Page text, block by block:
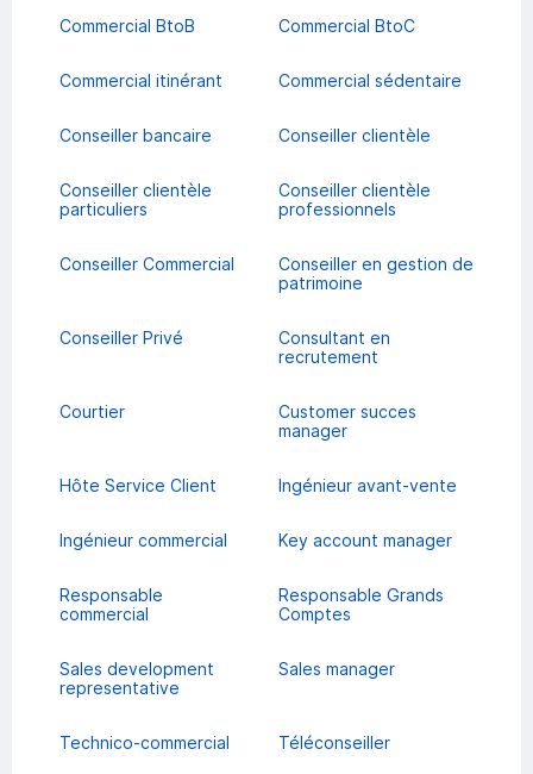
Commercial BtoB Commercial BtoC
Commercial itinérant Commercial sédentaire
Conseiller bancaire Conseiller clientèle
Conseiller clientèle
particuliers
Conseiller clientèle
professionnels
Conseiller Commercial
Conseiller en gestion de
patrimoine
Conseiller Privé
Consultant en
recrutement
Courtier
Customer succes
manager
Hôte Service Client Ingénieur avant-vente
Ingénieur commercial Key account manager
Responsable
commercial
Responsable Grands
Comptes
Sales development
representative
Sales manager
Technico-commercial Téléconseiller